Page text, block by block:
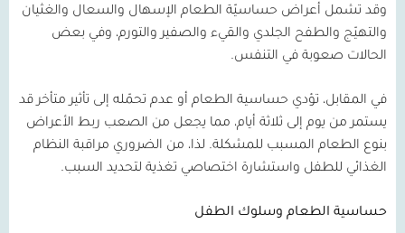
وقد تشمل أعراض حساسيّة الطعام الإسهال والسعال والغثيان
والتهيّج والطفح الجلدي والقيء والصفير والتورم، وفي بعض
الحالات صعوبة في التنفس.
في المقابل، تؤدي حساسية الطعام أو عدم تحمّله إلى تأثير متأخر قد
يستمر من يوم إلى ثلاثة أيام، مما يجعل من الصعب ربط الأعراض
بنوع الطعام المسبب للمشكلة. لذا، من الضروري مراقبة النظام
الغذائي للطفل واستشارة اختصاصي تغذية لتحديد السبب.
حساسية الطعام وسلوك الطفل